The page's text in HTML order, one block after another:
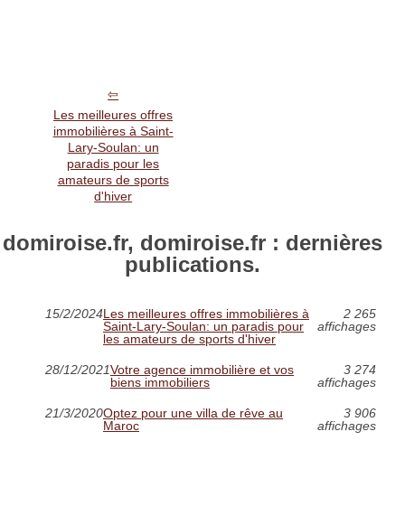
Les meilleures offres
immobilières à Saint-
Lary-Soulan: un
paradis pour les
amateurs de sports
d'hiver
domiroise.fr, domiroise.fr : dernières
publications.
15/2/2024Les meilleures offres immobilières à
Saint-Lary-Soulan: un paradis pour
les amateurs de sports d'hiver
2 265
affichages
28/12/2021Votre agence immobilière et vos
biens immobiliers
3 274
affichages
21/3/2020Optez pour une villa de rêve au
Maroc
3 906
affichages